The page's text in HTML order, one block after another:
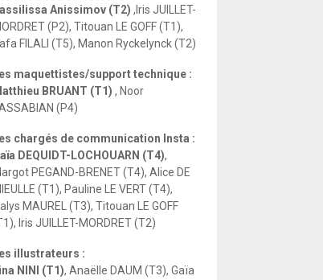
Anissimov (T2) ,Iris JUILLET-
(P2), Titouan LE GOFF (T1),
FILALI (T5), Manon Ryckelynck (T2)
maquettistes/support technique :
BRUANT (T1) , Noor
(P4)
chargés de communication Insta :
DEQUIDT-LOCHOUARN (T4),
PEGAND-BRENET (T4), Alice DE
(T1), Pauline LE VERT (T4),
MAUREL (T3), Titouan LE GOFF
Iris JUILLET-MORDRET (T2)
illustrateurs :
NINI (T1), Anaëlle DAUM (T3), Gaïa